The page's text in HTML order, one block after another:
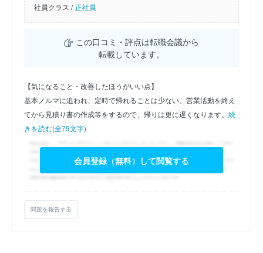
社員クラス / 正社員
この口コミ・評点は転職会議から
転載しています。
【気になること・改善したほうがいい点】
基本ノルマに追われ、定時で帰れることは少ない。営業活動を終え
てから見積り書の作成等をするので、帰りは更に遅くなります。 続
きを読む(全79文字)
会員登録（無料）して閲覧する
問題を報告する